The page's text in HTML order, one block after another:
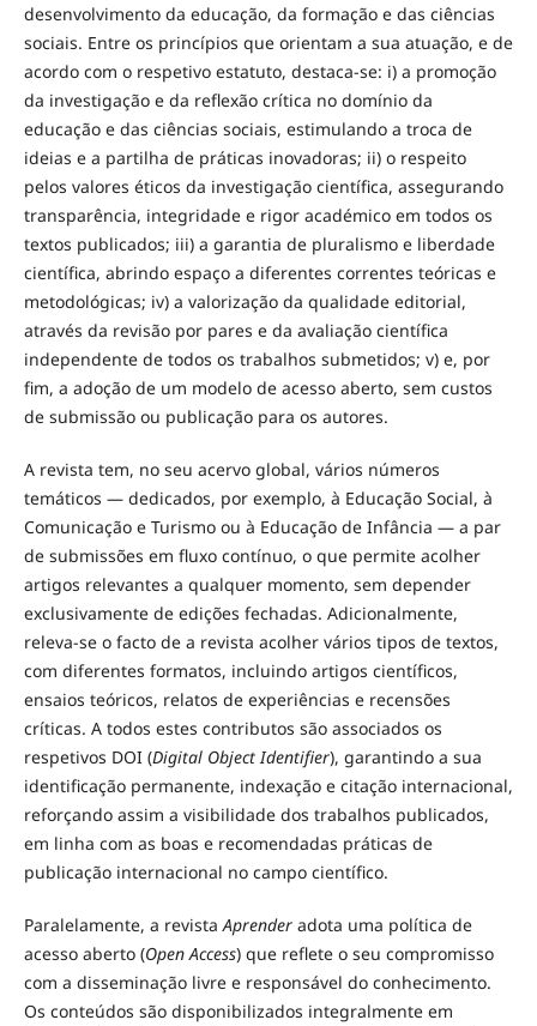
desenvolvimento da educação, da formação e das ciências
sociais. Entre os princípios que orientam a sua atuação, e de
acordo com o respetivo estatuto, destaca-se: i) a promoção
da investigação e da reflexão crítica no domínio da
educação e das ciências sociais, estimulando a troca de
ideias e a partilha de práticas inovadoras; ii) o respeito
pelos valores éticos da investigação científica, assegurando
transparência, integridade e rigor académico em todos os
textos publicados; iii) a garantia de pluralismo e liberdade
científica, abrindo espaço a diferentes correntes teóricas e
metodológicas; iv) a valorização da qualidade editorial,
através da revisão por pares e da avaliação científica
independente de todos os trabalhos submetidos; v) e, por
fim, a adoção de um modelo de acesso aberto, sem custos
de submissão ou publicação para os autores.
A revista tem, no seu acervo global, vários números
temáticos — dedicados, por exemplo, à Educação Social, à
Comunicação e Turismo ou à Educação de Infância — a par
de submissões em fluxo contínuo, o que permite acolher
artigos relevantes a qualquer momento, sem depender
exclusivamente de edições fechadas. Adicionalmente,
releva-se o facto de a revista acolher vários tipos de textos,
com diferentes formatos, incluindo artigos científicos,
ensaios teóricos, relatos de experiências e recensões
críticas. A todos estes contributos são associados os
respetivos DOI (Digital Object Identifier), garantindo a sua
identificação permanente, indexação e citação internacional,
reforçando assim a visibilidade dos trabalhos publicados,
em linha com as boas e recomendadas práticas de
publicação internacional no campo científico.
Paralelamente, a revista Aprenderadota uma política de
acesso aberto (Open Access) que reflete o seu compromisso
com a disseminação livre e responsável do conhecimento.
Os conteúdos são disponibilizados integralmente em